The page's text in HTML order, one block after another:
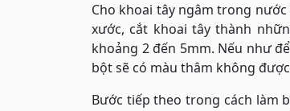
Cho khoai tây ngâm trong
xước, cắt khoai tây thành
khoảng 2 đến 5mm. Nếu như
bột sẽ có màu thâm không
Bước tiếp theo trong cách làm